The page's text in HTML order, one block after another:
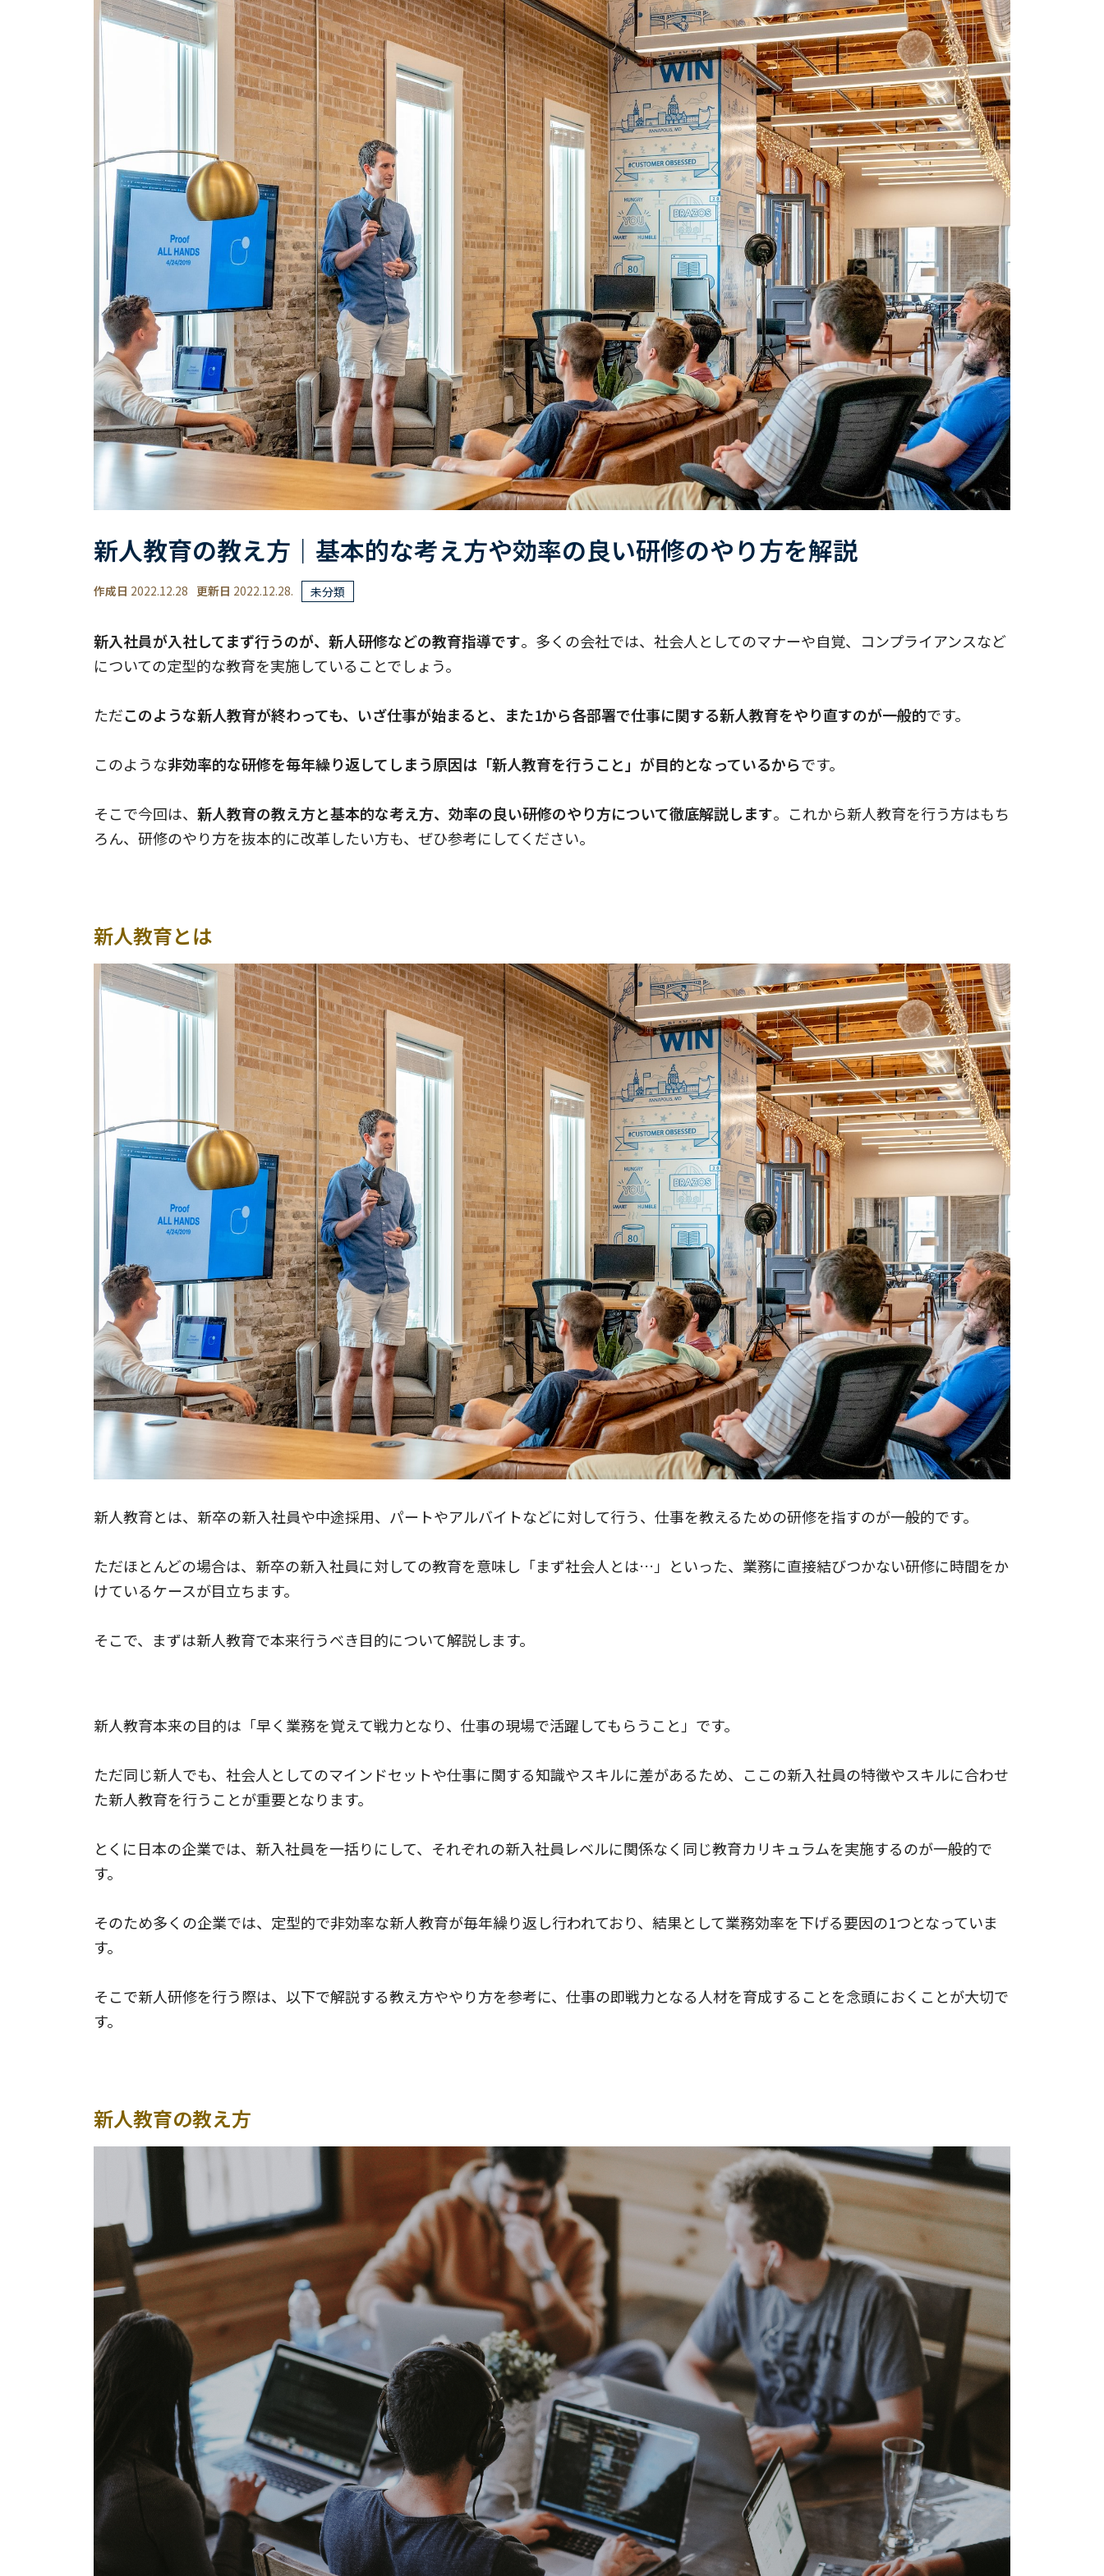
新人教育の教え方｜基本的な考え方や効率の良い研修のやり方を解説
作成日 2022.12.28 更新日 2022.12.28. 未分類
新入社員が入社してまず行うのが、新人研修などの教育指導です。多くの会社では、社会人としてのマナーや自覚、コンプライアンスなど
についての定型的な教育を実施していることでしょう。
ただこのような新人教育が終わっても、いざ仕事が始まると、また1から各部署で仕事に関する新人教育をやり直すのが一般的です。
このような非効率的な研修を毎年繰り返してしまう原因は「新人教育を行うこと」が目的となっているからです。
そこで今回は、 新人教育の教え方と基本的な考え方、効率の良い研修のやり方について徹底解説します。これから新人教育を行う方はもち
ろん、研修のやり方を抜本的に改革したい方も、ぜひ参考にしてください。
新人教育とは
新人教育とは、新卒の新入社員や中途採用、パートやアルバイトなどに対して行う、仕事を教えるための研修を指すのが一般的です。
ただほとんどの場合は、新卒の新入社員に対しての教育を意味し「まず社会人とは…」といった、業務に直接結びつかない研修に時間をか
けているケースが目立ちます。
そこで、まずは新人教育で本来行うべき目的について解説します。
新人教育本来の目的は「早く業務を覚えて戦力となり、仕事の現場で活躍してもらうこと」です。
ただ同じ新人でも、社会人としてのマインドセットや仕事に関する知識やスキルに差があるため、ここの新入社員の特徴やスキルに合わせ
た新人教育を行うことが重要となります。
とくに日本の企業では、新入社員を一括りにして、それぞれの新入社員レベルに関係なく同じ教育カリキュラムを実施するのが一般的で
す。
そのため多くの企業では、定型的で非効率な新人教育が毎年繰り返し行われており、結果として業務効率を下げる要因の1つとなっていま
す。
そこで新人研修を行う際は、以下で解説する教え方ややり方を参考に、仕事の即戦力となる人材を育成することを念頭におくことが大切で
す。
新人教育の教え方